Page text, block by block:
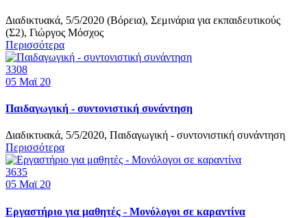
Διαδικτυακά, 5/5/2020 (Βόρεια), Σεμινάρια για εκπαιδευτικούς
(Σ2), ​Γιώργος Μόσχος
Περισσότερα
3308
05 Μαϊ 20
Παιδαγωγική - συντονιστική συνάντηση
Διαδικτυακά, 5/5/2020, Παιδαγωγική - συντονιστική συνάντηση
Περισσότερα
3635
05 Μαϊ 20
Εργαστήριο για μαθητές - Μονόλογοι σε καραντίνα